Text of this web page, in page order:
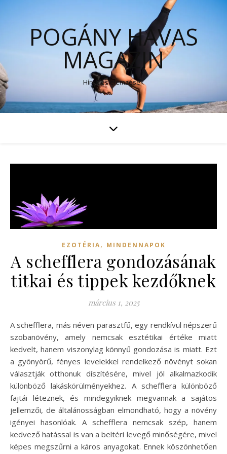
POGÁNY HAVAS
MAGAZIN
Hírek és elemzések
EZOTÉRIA, MINDENNAPOK
A schefflera gondozásának
titkai és tippek kezdőknek
március 1, 2025
A schefflera, más néven parasztfű, egy rendkívül népszerű
szobanövény, amely nemcsak esztétikai értéke miatt
kedvelt, hanem viszonylag könnyű gondozása is miatt. Ezt
a gyönyörű, fényes levelekkel rendelkező növényt sokan
választják otthonuk díszítésére, mivel jól alkalmazkodik
különböző lakáskörülményekhez. A schefflera különböző
fajtái léteznek, és mindegyiknek megvannak a sajátos
jellemzői, de általánosságban elmondható, hogy a növény
igényei hasonlóak. A schefflera nemcsak szép, hanem
kedvező hatással is van a beltéri levegő minőségére, mivel
képes megszűrni a káros anyagokat. Ennek köszönhetően